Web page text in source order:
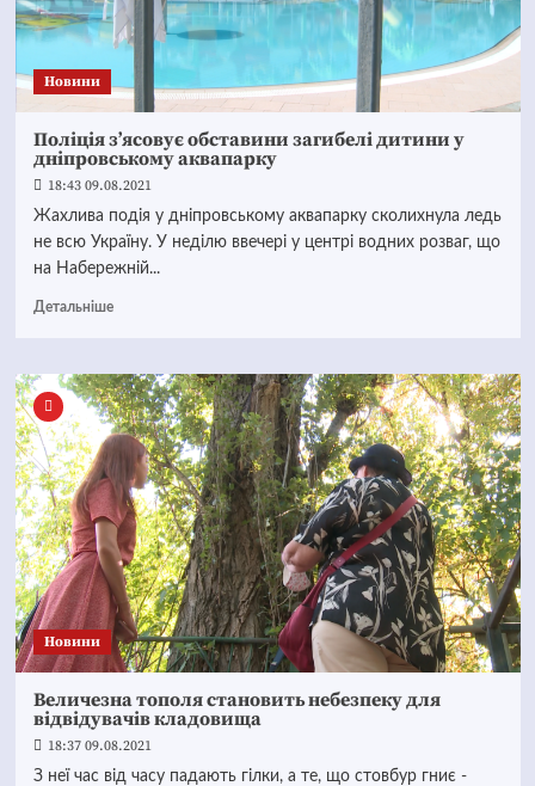
Новини
Поліція з’ясовує обставини загибелі дитини у
дніпровському аквапарку
18:43 09.08.2021
Жахлива подія у дніпровському аквапарку сколихнула ледь
не всю Україну. У неділю ввечері у центрі водних розваг, що
на Набережній...
Детальніше
Новини
Величезна тополя становить небезпеку для
відвідувачів кладовища
18:37 09.08.2021
З неї час від часу падають гілки, а те, що стовбур гниє -